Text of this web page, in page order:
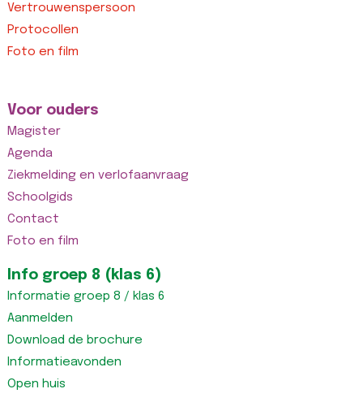
Vertrouwenspersoon
Protocollen
Foto en film
Voor ouders
Magister
Agenda
Ziekmelding en verlofaanvraag
Schoolgids
Contact
Foto en film
Info groep 8 (klas 6)
Informatie groep 8 / klas 6
Aanmelden
Download de brochure
Informatieavonden
Open huis